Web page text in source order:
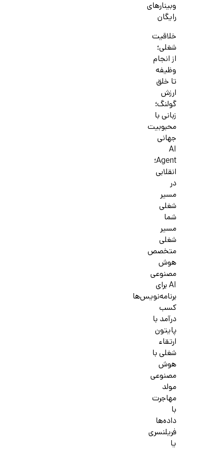
وبینارهای
رایگان
خلاقیت
شغلی؛
از انجام
وظیفه
تا خلق
ارزش
گولنگ؛
زبانی با
محبوبیت
جهانی
AI
Agent؛
انقلابی
در
مسیر
شغلی
شما
مسیر
شغلی
متخصص
هوش
مصنوعی
AI برای
برنامه‌نویس‌ها
کسب
درآمد با
پایتون
ارتقاء
شغلی با
هوش
مصنوعی
مولد
مهاجرت
با
داده‌ها
فریلنسری
یا